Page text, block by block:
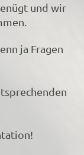
und wir
ja Fragen